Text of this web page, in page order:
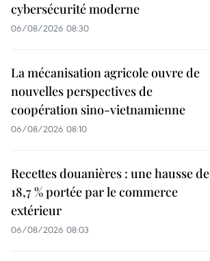
cybersécurité moderne
06/08/2026 08:30
La mécanisation agricole ouvre de
nouvelles perspectives de
coopération sino-vietnamienne
06/08/2026 08:10
Recettes douanières : une hausse de
18,7 % portée par le commerce
extérieur
06/08/2026 08:03